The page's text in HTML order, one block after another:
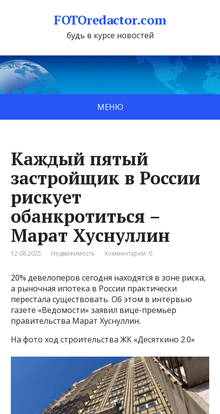
FOTOredactor.com
будь в курсе новостей
МЕНЮ
Каждый пятый
застройщик в России
рискует
обанкротиться –
Марат Хуснуллин
12.08.2025 Недвижимость Комментарии: 0
20% девелоперов сегодня находятся в зоне риска,
а рыночная ипотека в России практически
перестала существовать. Об этом в интервью
газете «Ведомости» заявил вице-премьер
правительства Марат Хуснуллин.
На фото ход строительства ЖК «Десяткино 2.0»